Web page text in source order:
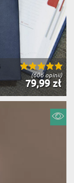
(606 opinii)
79,99 zł